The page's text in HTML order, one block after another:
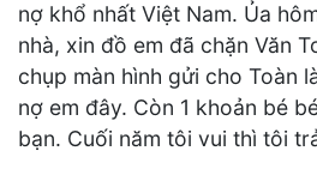
nợ khổ nhất Việt Nam. Ủa
nhà, xin đồ em đã chặn Văn
chụp màn hình gửi cho Toàn
nợ em đây. Còn 1 khoản bé
bạn. Cuối năm tôi vui thì tôi